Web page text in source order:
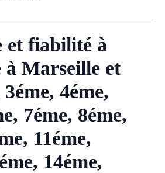
et fiabilité à
à Marseille et
4éme,
7éme, 8éme,
11éme,
14éme,